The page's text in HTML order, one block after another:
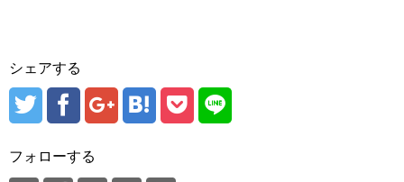
シェアする
フォローする